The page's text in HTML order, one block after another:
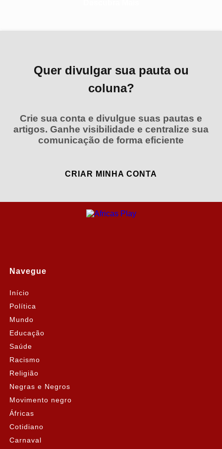
Quer divulgar sua pauta ou
coluna?
Crie sua conta e divulgue suas pautas e
artigos. Ganhe visibilidade e centralize sua
comunicação de forma eficiente
CRIAR MINHA CONTA
Navegue
Início
Política
Mundo
Educação
Saúde
Racismo
Religião
Negras e Negros
Movimento negro
Áfricas
Cotidiano
Carnaval